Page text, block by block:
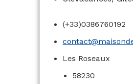
(+33)0386760192
Les Roseaux
58230